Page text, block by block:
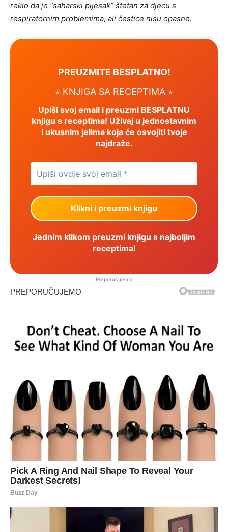
reklo da je “saharski pijesak” štetan za djecu s
respiratornim problemima, ali čestice nisu opasne.
PREUZMITE BESPLATNO!
⋆ KNJIGA SA RECEPTIMA ⋆
Upiši svoj email i preuzmi BESPLATNU
knjigu s receptima! Uživaj u jednostavnim
i ukusnim jelima koja će osvojiti tvoje
najdraže.
Jednim klikom preuzmi knjigu s najboljim
receptima!
Preporučujemo